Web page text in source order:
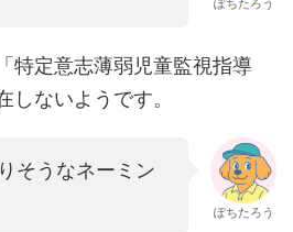
ぽちたろう
特定意志薄弱児童監視指導
しないようです。
そうなネーミン
ぽちたろう